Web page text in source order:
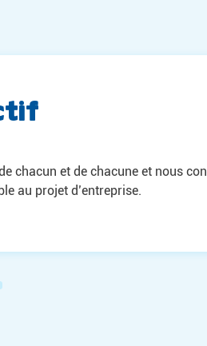
développe depuis 2004.
des moments de convivialité